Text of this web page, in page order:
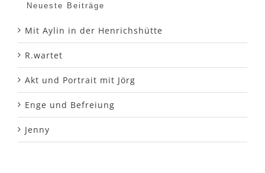
Neueste Beiträge
Mit Aylin in der Henrichshütte
R.wartet
Akt und Portrait mit Jörg
Enge und Befreiung
Jenny